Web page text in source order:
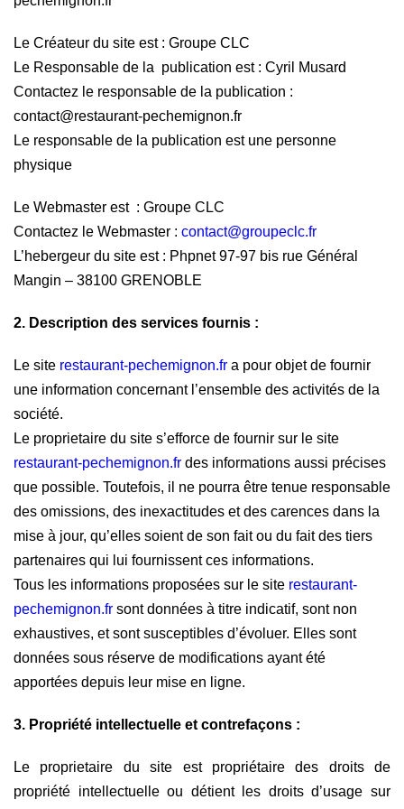
Le Créateur du site est : Groupe CLC
Le Responsable de la publication est : Cyril Musard
Contactez le responsable de la publication :
contact@restaurant-pechemignon.fr
Le responsable de la publication est une personne
physique
Le Webmaster est : Groupe CLC
Contactez le Webmaster : contact@groupeclc.fr
L’hebergeur du site est : Phpnet 97-97 bis rue Général
Mangin – 38100 GRENOBLE
2. Description des services fournis :
Le site restaurant-pechemignon.fr a pour objet de fournir
une information concernant l’ensemble des activités de la
société.
Le proprietaire du site s’efforce de fournir sur le site
restaurant-pechemignon.fr des informations aussi précises
que possible. Toutefois, il ne pourra être tenue responsable
des omissions, des inexactitudes et des carences dans la
mise à jour, qu’elles soient de son fait ou du fait des tiers
partenaires qui lui fournissent ces informations.
Tous les informations proposées sur le site restaurant-
pechemignon.fr sont données à titre indicatif, sont non
exhaustives, et sont susceptibles d’évoluer. Elles sont
données sous réserve de modifications ayant été
apportées depuis leur mise en ligne.
3. Propriété intellectuelle et contrefaçons :
Le proprietaire du site est propriétaire des droits de
propriété intellectuelle ou détient les droits d’usage sur